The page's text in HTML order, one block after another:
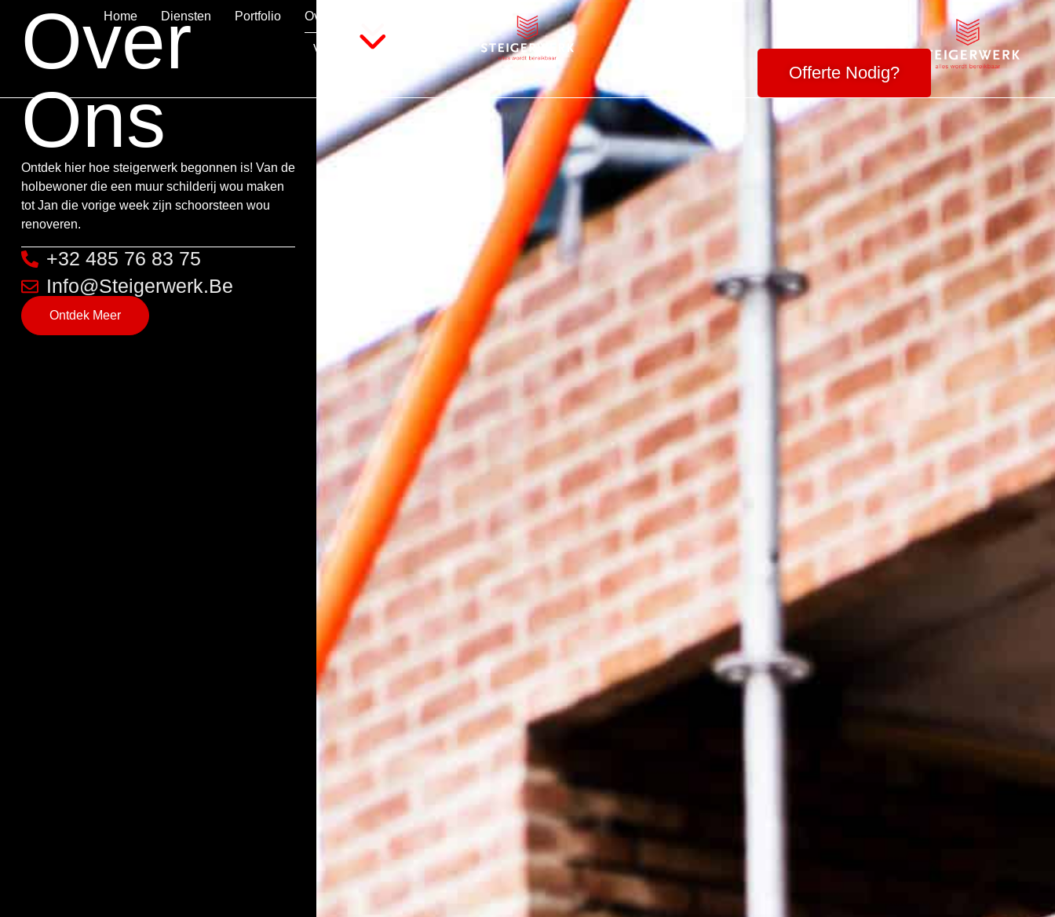
Home Diensten Portfolio Over Ons
Vacatures
Offerte Nodig?
Over
Ons
Ontdek hier hoe steigerwerk begonnen is! Van de
holbewoner die een muur schilderij wou maken
tot Jan die vorige week zijn schoorsteen wou
renoveren.
+32 485 76 83 75
Info@steigerwerk.be
Ontdek Meer